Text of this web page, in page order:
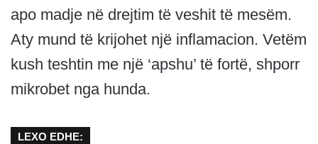
apo madje në drejtim të veshit të mesëm.
Aty mund të krijohet një inflamacion. Vetëm
kush teshtin me një ‘apshu’ të fortë, shporr
mikrobet nga hunda.
LEXO EDHE: